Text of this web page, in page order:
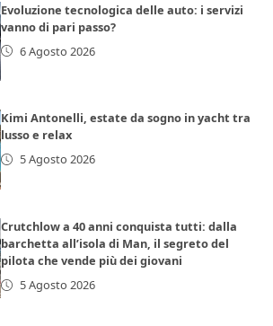
Evoluzione tecnologica delle auto: i servizi
vanno di pari passo?
6 Agosto 2026
Kimi Antonelli, estate da sogno in yacht tra
lusso e relax
5 Agosto 2026
Crutchlow a 40 anni conquista tutti: dalla
barchetta all’isola di Man, il segreto del
pilota che vende più dei giovani
5 Agosto 2026